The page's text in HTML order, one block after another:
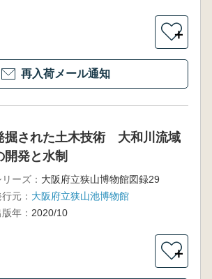
＋
再入荷メール通知
掘された土木技術 大和川流域
開発と水制
リーズ： 大阪府立狭山博物館図録29
元： 大阪府立狭山池博物館
年： 2020/10
＋